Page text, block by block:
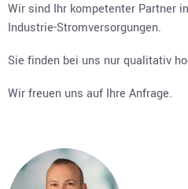
Wir sind Ihr kompetenter Partner
Industrie-Stromversorgungen.
Sie finden bei uns nur qualitativ
Wir freuen uns auf Ihre Anfrage.